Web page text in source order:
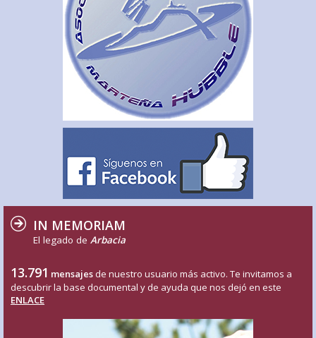
IN MEMORIAM
El legado de Arbacia
13.791 mensajes de nuestro usuario más activo. Te invitamos a
descubrir la base documental y de ayuda que nos dejó en este
ENLACE